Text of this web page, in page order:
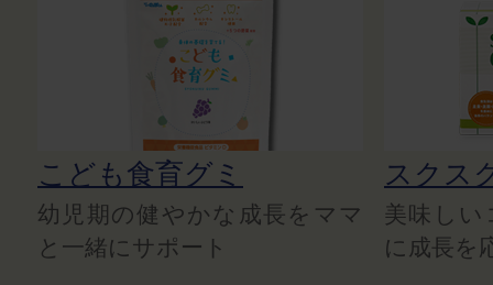
こども食育グミ
幼児期の健やかな成長をママ
と一緒にサポート
スクス
美味しい
に成長を